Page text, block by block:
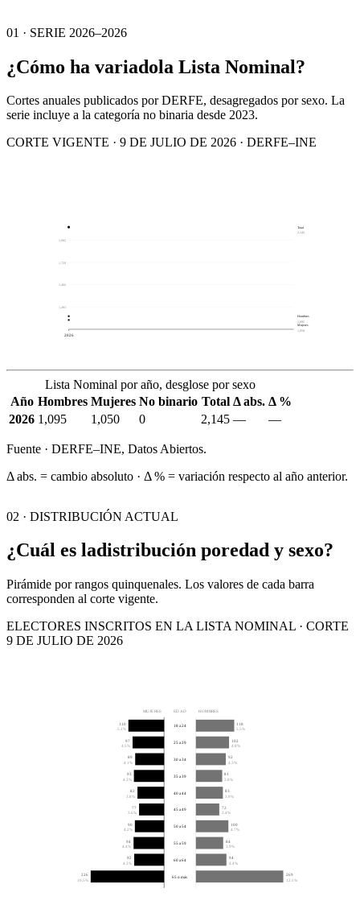
01 · SERIE 2026–2026
¿Cómo ha variadola Lista Nominal?
Cortes anuales publicados por DERFE, desagregados por sexo. La
serie incluye a la categoría no binaria desde 2023.
CORTE VIGENTE · 9 DE JULIO DE 2026 · DERFE–INE
1,203
1,466
1,729
1,992
2026
Total
2,145
Mujeres
1,050
Hombres
1,095
Lista Nominal por año, desglose por sexo
Año Hombres Mujeres No binario Total Δ abs. Δ %
2026 1,095 1,050 0 2,145 — —
Fuente · DERFE–INE, Datos Abiertos.
Δ abs. = cambio absoluto · Δ % = variación respecto al año anterior.
02 · DISTRIBUCIÓN ACTUAL
¿Cuál es ladistribución poredad y sexo?
Pirámide por rangos quinquenales. Los valores de cada barra
corresponden al corte vigente.
ELECTORES INSCRITOS EN LA LISTA NOMINAL · CORTE
9 DE JULIO DE 2026
MUJERES EDAD HOMBRES
110
5.1%
118
5.5%
18 a 24
97
4.5%
102
4.8%
25 a 29
89
4.1%
92
4.3%
30 a 34
93
4.3%
81
3.8%
35 a 39
82
3.8%
83
3.9%
40 a 44
77
3.6%
72
3.4%
45 a 49
90
4.2%
100
4.7%
50 a 54
94
4.4%
84
3.9%
55 a 59
92
4.3%
94
4.4%
60 a 64
226
10.5%
269
12.5%
65 o más